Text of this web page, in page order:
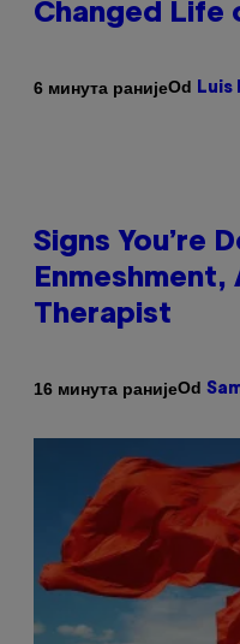
Changed Life
6 минута ранијеOd Luis
Signs You’re
Therapist
16 минута ранијеOd